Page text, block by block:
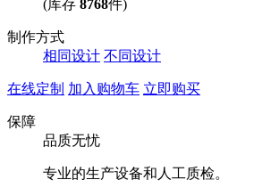
(库存 8768件)
制作方式
相同设计 不同设计
在线定制 加入购物车 立即购买
保障
品质无忧
专业的生产设备和人工质检。